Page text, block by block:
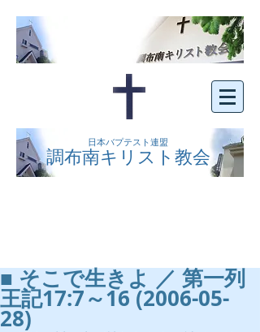
日本バプテスト連盟
調布南キリスト教会
■ そこで生きよ ／ 第一列
王記17:7～16 (2006-05-
28)